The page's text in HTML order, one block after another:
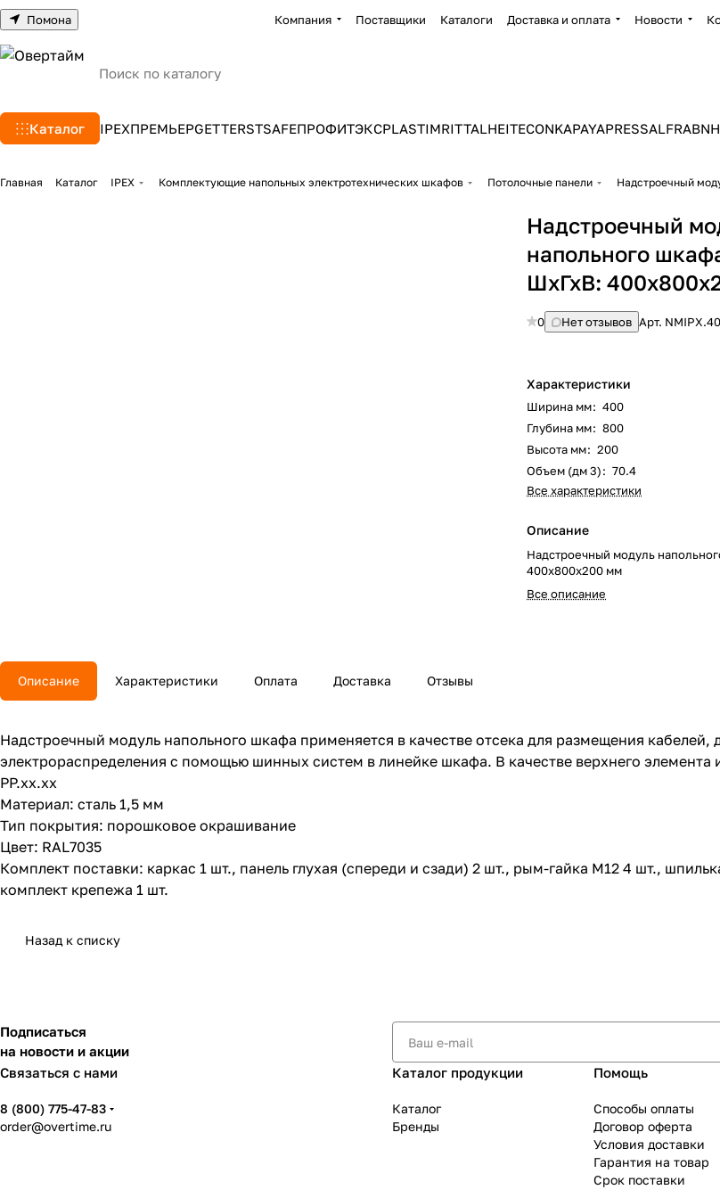
Помона Компания Поставщики Каталоги Доставка и оплата Новости
Каталог IPEXПРЕМЬЕРGETTERSTSAFEПРОФИТЭКСPLASTIMRITTALHEITECONKAPAYAPRESSALFRABNH
Главная Каталог IPEX Комплектующие напольных электротехнических шкафов Потолочные панели Надстроечный
Надстроечный
напольного
ШхГхВ:
0 Нет отзывов Арт.
Характеристики
Ширина мм: 400
Глубина мм: 800
Высота мм: 200
Объем (дм 3): 70.4
Все характеристики
Описание
Надстроечный модуль
400х800х200 мм
Все описание
Описание Характеристики Оплата Доставка Отзывы
Надстроечный модуль напольного шкафа применяется в качестве отсека для размещения кабелей,
электрораспределения с помощью шинных систем в линейке шкафа. В качестве верхнего элемента
PP.xx.xx
Материал: сталь 1,5 мм
Тип покрытия: порошковое окрашивание
Цвет: RAL7035
Комплект поставки: каркас 1 шт., панель глухая (спереди и сзади) 2 шт., рым-гайка М12 4 шт.,
комплект крепежа 1 шт.
Назад к списку
Подписаться
на новости и акции
Связаться с нами
8 (800) 775-47-83
order@overtime.ru
Каталог продукции
Каталог
Бренды
Помощь
Способы оплаты
Договор оферта
Условия доставки
Гарантия на товар
Срок поставки